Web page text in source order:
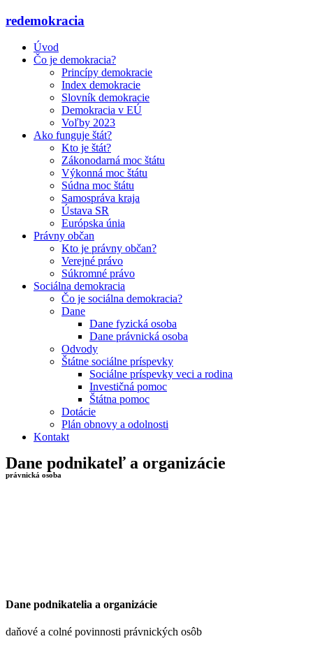
redemokracia
Úvod
Čo je demokracia?
Princípy demokracie
Index demokracie
Slovník demokracie
Demokracia v EÚ
Voľby 2023
Ako funguje štát?
Kto je štát?
Zákonodarná moc štátu
Výkonná moc štátu
Súdna moc štátu
Samospráva kraja
Ústava SR
Európska únia
Právny občan
Kto je právny občan?
Verejné právo
Súkromné právo
Sociálna demokracia
Čo je sociálna demokracia?
Dane
Dane fyzická osoba
Dane právnická osoba
Odvody
Štátne sociálne príspevky
Sociálne príspevky veci a rodina
Investičná pomoc
Štátna pomoc
Dotácie
Plán obnovy a odolnosti
Kontakt
Dane podnikateľ a organizácie
právnická osoba
Dane podnikatelia a organizácie
daňové a colné povinnosti právnických osôb